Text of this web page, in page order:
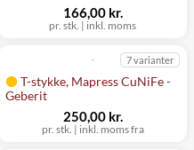
pr. stk. | inkl. moms
166,00 kr.
T-stykke, Mapress CuNiFe -
Geberit
7 varianter
pr. stk. | inkl. moms fra
250,00 kr.